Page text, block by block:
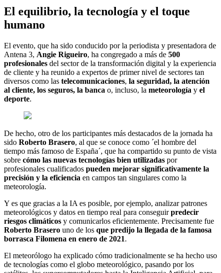
El equilibrio, la tecnología y el toque
humano
El evento, que ha sido conducido por la periodista y presentadora de
Antena 3, Angie Rigueiro, ha congregado a más de 500
profesionales del sector de la transformación digital y la experiencia
de cliente y ha reunido a expertos de primer nivel de sectores tan
diversos como las telecomunicaciones, la seguridad, la atención
al cliente, los seguros, la banca o, incluso, la meteorología y el
deporte.
De hecho, otro de los participantes más destacados de la jornada ha
sido Roberto Brasero, al que se conoce como ´el hombre del
tiempo más famoso de España´, que ha compartido su punto de vista
sobre cómo las nuevas tecnologías bien utilizadas por
profesionales cualificados pueden mejorar significativamente la
precisión y la eficiencia en campos tan singulares como la
meteorología.
Y es que gracias a la IA es posible, por ejemplo, analizar patrones
meteorológicos y datos en tiempo real para conseguirpredecir
riesgos climáticos y comunicarlos eficientemente. Precisamente fue
Roberto Brasero uno de los que predijo la llegada de la famosa
borrasca Filomena en enero de 2021.
El meteorólogo ha explicado cómo tradicionalmente se ha hecho uso
de tecnologías como el globo meteorológico, pasando por los